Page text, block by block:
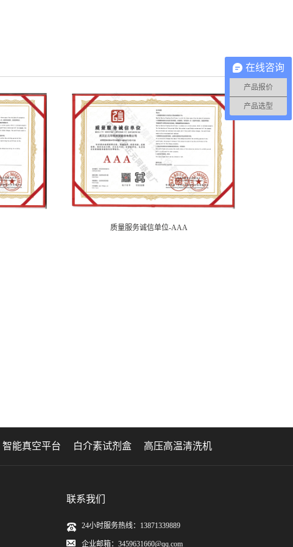
质量服务诚信单位-AAA
智能真空平台 白介素试剂盒 高压高温清洗机
联系我们
24小时服务热线：13871339889
企业邮箱：3459631660@qq.com
在线咨询
产品报价
产品选型